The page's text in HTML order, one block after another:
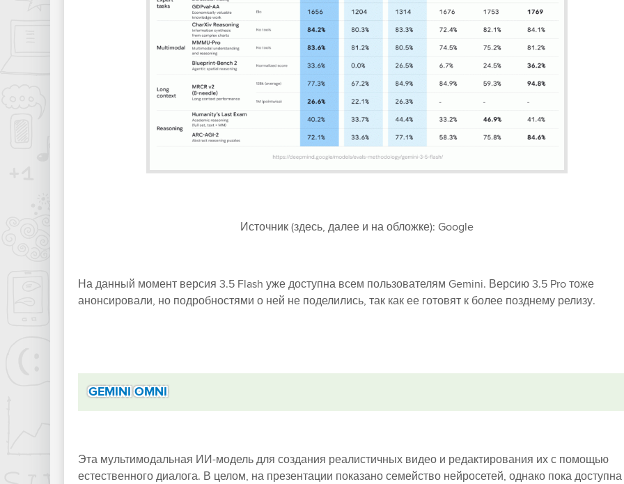
Источник (здесь, далее и на обложке): Google
На данный момент версия 3.5 Flash уже доступна всем пользователям Gemini. Версию 3.5 Pro тоже
анонсировали, но подробностями о ней не поделились, так как ее готовят к более позднему релизу.
GEMINI OMNI
Эта мультимодальная ИИ-модель для создания реалистичных видео и редактирования их с помощью
естественного диалога. В целом, на презентации показано семейство нейросетей, однако пока доступна